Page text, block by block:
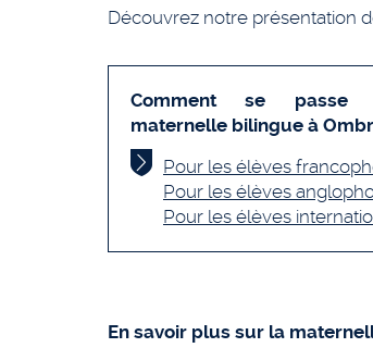
Découvrez notre présentation
Comment se passe
maternelle bilingue à
Pour les élèves
Pour les élèves
Pour les élèves
En savoir plus sur la